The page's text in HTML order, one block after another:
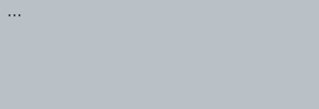
...